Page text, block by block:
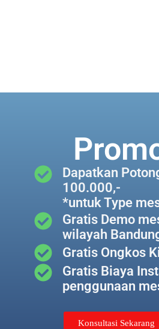
Dapatkan
100.000,-
*untuk Type
Gratis Demo
wilayah
Gratis Ongkos
Gratis Biaya
penggunaan
Konsultasi Sekarang